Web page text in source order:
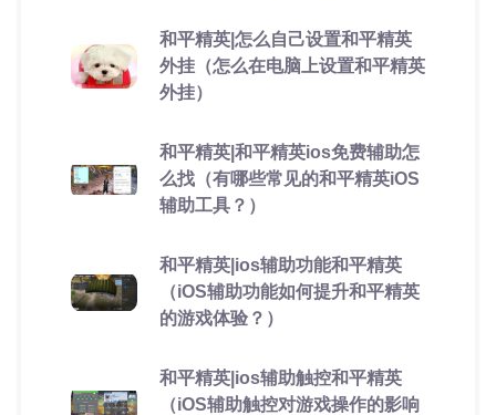
和平精英|怎么自己设置和平精英
外挂（怎么在电脑上设置和平精英
外挂）
和平精英|和平精英ios免费辅助怎
么找（有哪些常见的和平精英iOS
辅助工具？）
和平精英|ios辅助功能和平精英
（iOS辅助功能如何提升和平精英
的游戏体验？）
和平精英|ios辅助触控和平精英
（iOS辅助触控对游戏操作的影响